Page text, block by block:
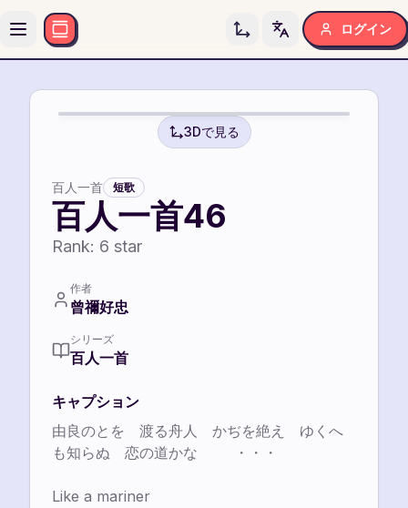
Toggle language
ログイン
6
3Dで見る
百人一首 短歌
百人一首46
Rank: 6 star
作者
曾禰好忠
シリーズ
百人一首
キャプション
由良のとを　渡る舟人　かぢを絶え　ゆくへ
も知らぬ　恋の道かな	 	・・・
Like a mariner